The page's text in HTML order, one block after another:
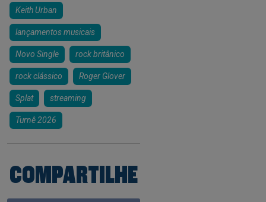
Keith Urban
lançamentos musicais
Novo Single rock britânico
rock clássico Roger Glover
Splat streaming
Turnê 2026
COMPARTILHE